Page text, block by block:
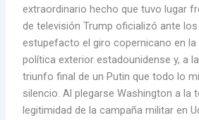
extraordinario hecho que tuvo lugar
de televisión Trump oficializó ante
estupefacto el giro copernicano en
política exterior estadounidense y, a
triunfo final de un Putin que todo lo
silencio. Al plegarse Washington a la
legitimidad de la campaña militar en